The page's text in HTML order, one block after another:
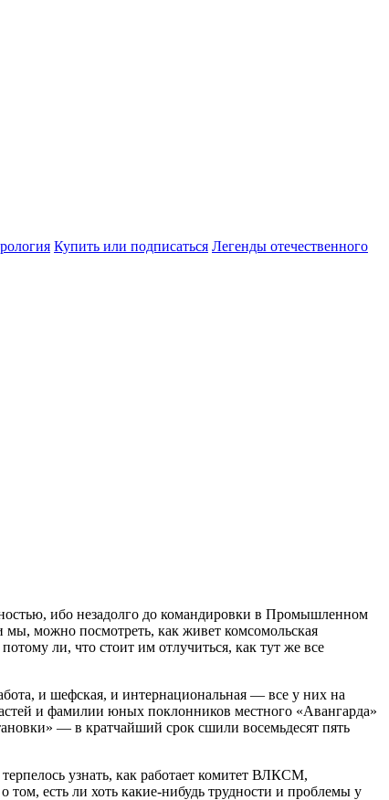
Купить или подписаться Легенды отечественного
ибо незадолго до командировки в Промышленном
можно посмотреть, как живет комсомольская
ли, что стоит им отлучиться, как тут же все
и шефская, и интернациональная — все у них на
и фамилии юных поклонников местного «Авангарда»
— в кратчайший срок сшили восемьдесят пять
узнать, как работает комитет ВЛКСМ,
том, есть ли хоть какие-нибудь трудности и проблемы у